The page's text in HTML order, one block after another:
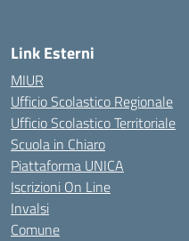
Link Esterni
MIUR
Ufficio Scolastico Regionale
Ufficio Scolastico Territoriale
Scuola in Chiaro
Piattaforma UNICA
Iscrizioni On Line
Invalsi
Comune